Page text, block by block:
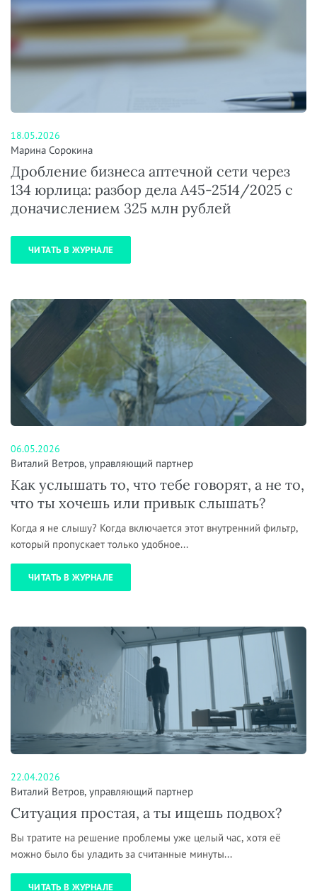
18.05.2026
Марина Сорокина
Дробление бизнеса аптечной сети через
134 юрлица: разбор дела А45-2514/2025 с
доначислением 325 млн рублей
ЧИТАТЬ В ЖУРНАЛЕ
06.05.2026
Виталий Ветров, управляющий партнер
Как услышать то, что тебе говорят, а не то,
что ты хочешь или привык слышать?
Когда я не слышу? Когда включается этот внутренний фильтр,
который пропускает только удобное...
ЧИТАТЬ В ЖУРНАЛЕ
22.04.2026
Виталий Ветров, управляющий партнер
Ситуация простая, а ты ищешь подвох?
Вы тратите на решение проблемы уже целый час, хотя её
можно было бы уладить за считанные минуты...
ЧИТАТЬ В ЖУРНАЛЕ